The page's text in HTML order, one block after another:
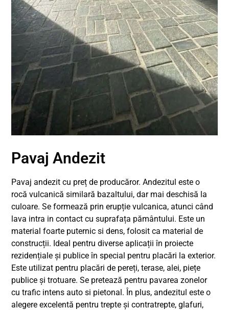
Pavaj Andezit
Pavaj andezit cu preț de producăror. Andezitul este o
rocă vulcanică similară bazaltului, dar mai deschisă la
culoare. Se formează prin erupție vulcanica, atunci când
lava intra in contact cu suprafața pământului. Este un
material foarte puternic si dens, folosit ca material de
construcții. Ideal pentru diverse aplicații în proiecte
rezidențiale și publice în special pentru placări la exterior.
Este utilizat pentru placări de pereți, terase, alei, piețe
publice și trotuare. Se pretează pentru pavarea zonelor
cu trafic intens auto si pietonal. În plus, andezitul este o
alegere excelentă pentru trepte și contratrepte, glafuri,